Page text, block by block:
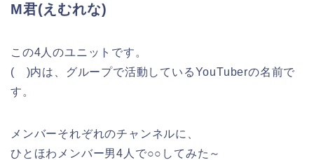
M君(えむれな)
この4人のユニットです。
( )内は、グループで活動しているYouTuberの名前で
す。
メンバーそれぞれのチャンネルに、
ひとほわメンバー男4人で○○してみた～